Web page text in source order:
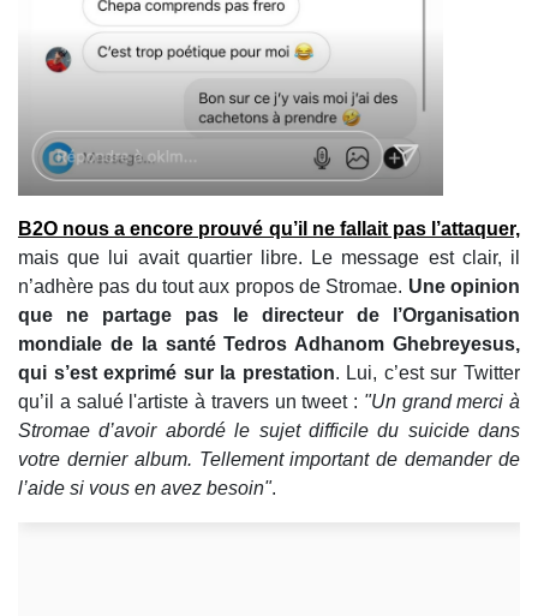
B2O nous a encore prouvé qu’il ne fallait pas l’attaquer,
mais que lui avait quartier libre. Le message est clair, il
n’adhère pas du tout aux propos de Stromae. Une opinion
que ne partage pas le directeur de l’Organisation
mondiale de la santé Tedros Adhanom Ghebreyesus,
qui s’est exprimé sur la prestation. Lui, c’est sur Twitter
qu’il a salué l'artiste à travers un tweet : "Un grand merci à
Stromae d’avoir abordé le sujet difficile du suicide dans
votre dernier album. Tellement important de demander de
l’aide si vous en avez besoin".